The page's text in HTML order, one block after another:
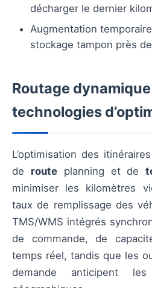
décharger le dernier
Augmentation
stockage tampon près
Routage
technologies
L’optimisation des
de routeplanning et de
minimiser les kilomètres
taux de remplissage des
TMS/WMS intégrés
de commande, de
temps réel, tandis que les
demande anticipent